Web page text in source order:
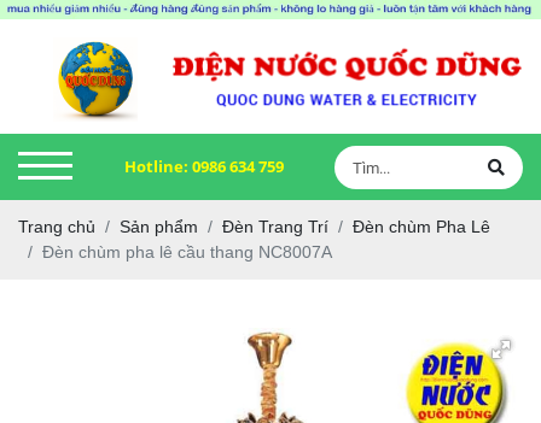
Hotline: 0986 634 759
Trang chủ Sản phẩm Đèn Trang Trí
Đèn chùm Pha Lê
Đèn chùm pha lê cầu thang NC8007A